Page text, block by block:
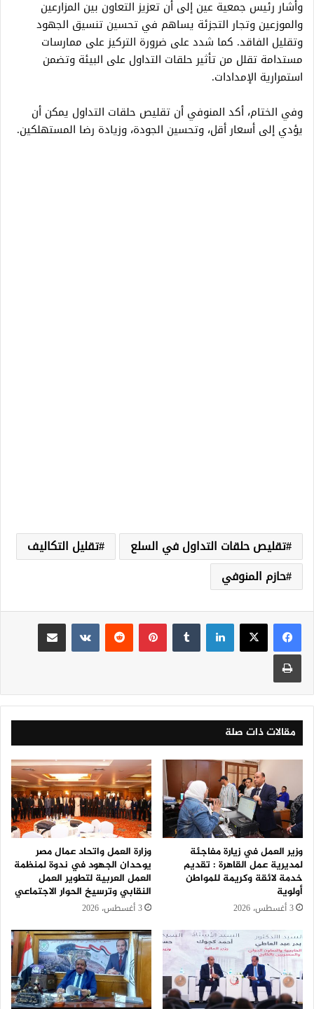
وأشار رئيس جمعية عين إلى أن تعزيز التعاون بين المزارعين
والموزعين وتجار التجزئة يساهم في تحسين تنسيق الجهود
وتقليل الفاقد. كما شدد على ضرورة التركيز على ممارسات
مستدامة تقلل من تأثير حلقات التداول على البيئة وتضمن
استمرارية الإمدادات.
وفي الختام، أكد المنوفي أن تقليص حلقات التداول يمكن أن
يؤدي إلى أسعار أقل، وتحسين الجودة، وزيادة رضا المستهلكين.
تقليص حلقات التداول في السلع
تقليل التكاليف
حازم المنوفي
لينكدإن بينتيريست
مقالات ذات صلة
وزير العمل في زيارة مفاجئة
لمديرية عمل القاهرة : تقديم
خدمة لائقة وكريمة للمواطن
أولوية
3 أغسطس، 2026
وزارة العمل واتحاد عمال مصر
يوحدان الجهود في ندوة لمنظمة
العمل العربية لتطوير العمل
النقابي وترسيخ الحوار الاجتماعي
3 أغسطس، 2026